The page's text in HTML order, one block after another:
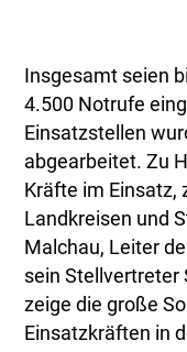
Insgesamt seien
4.500 Notrufe
Einsatzstellen
abgearbeitet. Zu
Kräfte im Einsatz,
Landkreisen und
Malchau, Leiter
sein Stellvertreter
zeige die große
Einsatzkräften in